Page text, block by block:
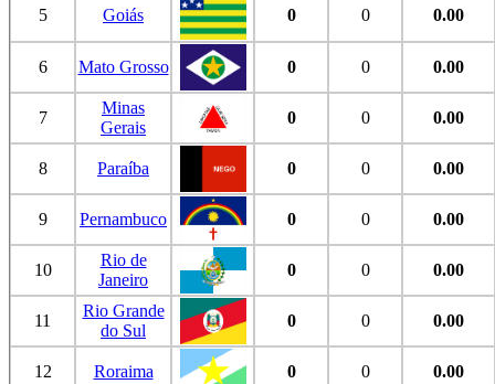
5 Goiás 0 0 0.00
6 Mato Grosso 0 0 0.00
7
Minas
Gerais
0 0 0.00
8 Paraíba 0 0 0.00
9 Pernambuco 0 0 0.00
10
Rio de
Janeiro
0 0 0.00
11
Rio Grande
do Sul
0 0 0.00
12 Roraima 0 0 0.00